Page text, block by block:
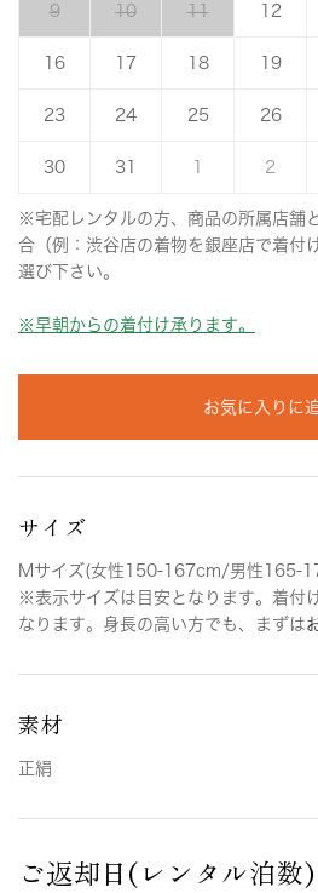
9 10 11 12
16 17 18 19
23 24 25 26
30 31 2
※宅配レンタルの方、商品の所属店舗
合（例：渋谷店の着物を銀座店で着付
選び下さい。
※早朝からの着付け承ります。
お気に入りに
サイズ
Mサイズ(女性150-167cm/男性165-
※表示サイズは目安となります。着付
なります。身長の高い方でも、まずは
素材
正絹
ご返却日(レンタル泊数